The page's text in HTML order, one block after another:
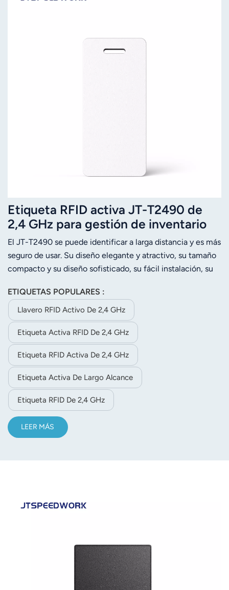
Etiqueta RFID activa JT-T2490 de
2,4 GHz para gestión de inventario
con batería reemplazable.
El JT-T2490 se puede identificar a larga distancia y es más
seguro de usar. Su diseño elegante y atractivo, su tamaño
compacto y su diseño sofisticado, su fácil instalación, su
su capacidad para personalizar el logotipo de los clientes
son solo algunas de sus características.
ETIQUETAS POPULARES :
Llavero RFID Activo De 2,4 GHz
Etiqueta Activa RFID De 2,4 GHz
Etiqueta RFID Activa De 2,4 GHz
Etiqueta Activa De Largo Alcance
Etiqueta RFID De 2,4 GHz
LEER MÁS